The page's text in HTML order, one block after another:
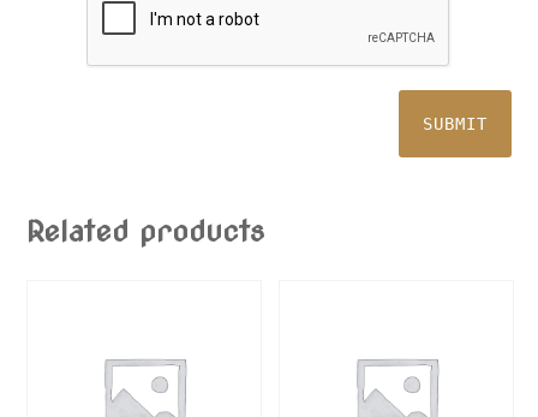
Related products